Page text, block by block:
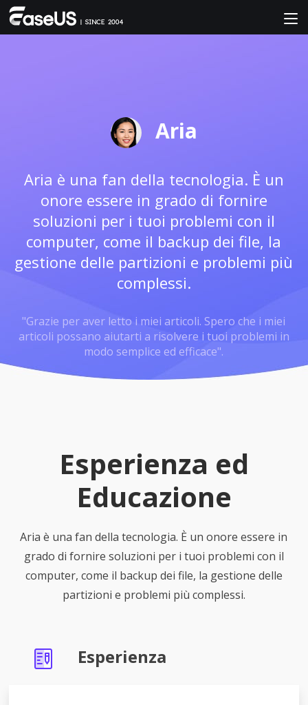
Aria
Aria è una fan della tecnologia. È un
onore essere in grado di fornire
soluzioni per i tuoi problemi con il
computer, come il backup dei file, la
gestione delle partizioni e problemi più
complessi.
"Grazie per aver letto i miei articoli. Spero che i miei
articoli possano aiutarti a risolvere i tuoi problemi in
modo semplice ed efficace".
Esperienza ed
Educazione
Aria è una fan della tecnologia. È un onore essere in
grado di fornire soluzioni per i tuoi problemi con il
computer, come il backup dei file, la gestione delle
partizioni e problemi più complessi.
Esperienza